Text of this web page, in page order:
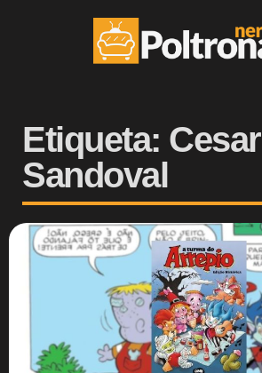
Etiqueta: Cesar
Sandoval